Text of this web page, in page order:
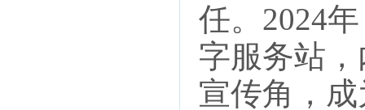
任。2024
字服务站
宣传角，